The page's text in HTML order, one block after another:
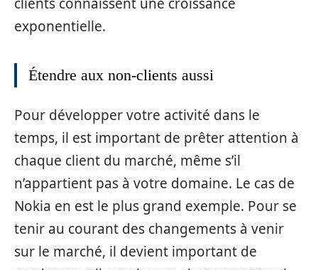
exponentielle.
Étendre aux non-clients aussi
Pour développer votre activité dans le
temps, il est important de prêter attention à
chaque client du marché, même s’il
n’appartient pas à votre domaine. Le cas de
Nokia en est le plus grand exemple. Pour se
tenir au courant des changements à venir
sur le marché, il devient important de